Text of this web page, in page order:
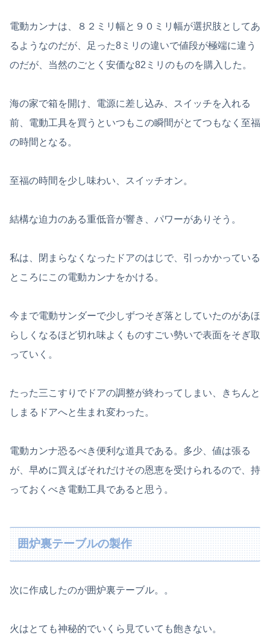
電動カンナは、８２ミリ幅と９０ミリ幅が選択肢としてあ
るようなのだが、足った8ミリの違いで値段が極端に違う
のだが、当然のごとく安価な82ミリのものを購入した。
海の家で箱を開け、電源に差し込み、スイッチを入れる
前、電動工具を買うといつもこの瞬間がとてつもなく至福
の時間となる。
至福の時間を少し味わい、スイッチオン。
結構な迫力のある重低音が響き、パワーがありそう。
私は、閉まらなくなったドアのはじで、引っかかっている
ところにこの電動カンナをかける。
今まで電動サンダーで少しずつそぎ落としていたのがあほ
らしくなるほど切れ味よくものすごい勢いで表面をそぎ取
っていく。
たった三こすりでドアの調整が終わってしまい、きちんと
しまるドアへと生まれ変わった。
電動カンナ恐るべき便利な道具である。多少、値は張る
が、早めに買えばそれだけその恩恵を受けられるので、持
っておくべき電動工具であると思う。
囲炉裏テーブルの製作
次に作成したのが囲炉裏テーブル。。
火はとても神秘的でいくら見ていても飽きない。